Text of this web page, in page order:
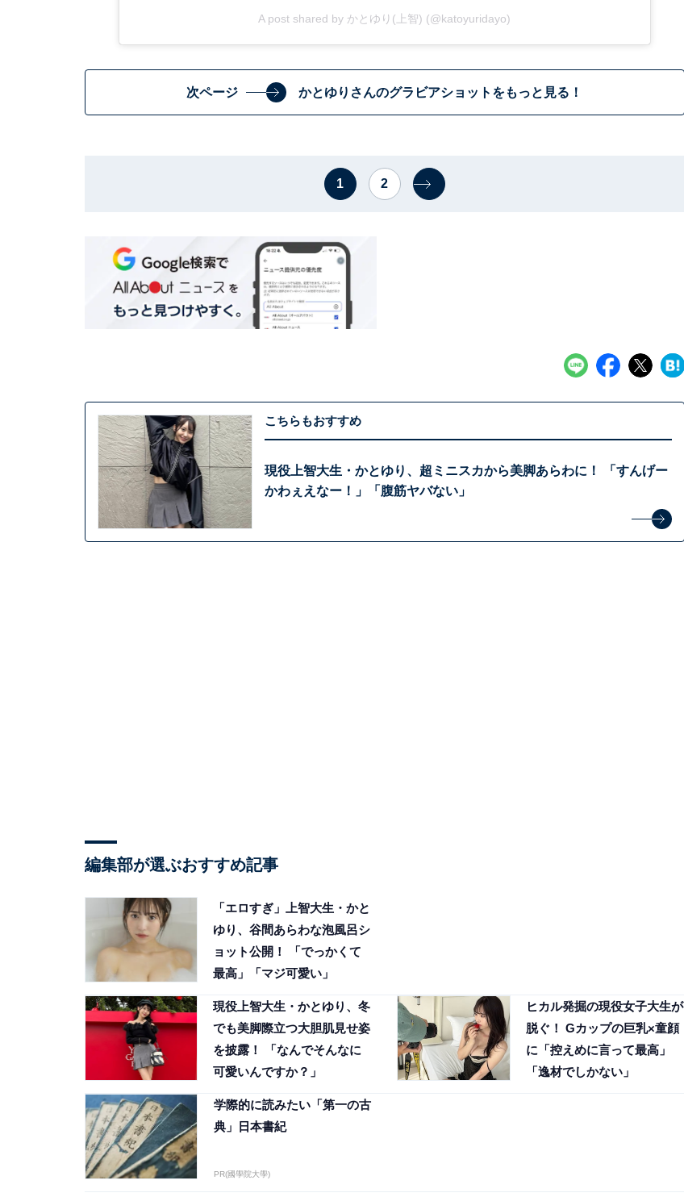
A post shared by かとゆり(上智) (@katoyuridayo)
次ページ かとゆりさんのグラビアショットをもっと見る！
1 2
こちらもおすすめ
現役上智大生・かとゆり、超ミニスカから美脚あらわに！ 「すんげー
かわぇえなー！」「腹筋ヤバない」
編集部が選ぶおすすめ記事
「エロすぎ」上智大生・かと
ゆり、谷間あらわな泡風呂シ
ョット公開！ 「でっかくて
最高」「マジ可愛い」
現役上智大生・かとゆり、冬
でも美脚際立つ大胆肌見せ姿
を披露！ 「なんでそんなに
可愛いんですか？」
ヒカル発掘の現役女子大生が
脱ぐ！ Gカップの巨乳×童顔
に「控えめに言って最高」
「逸材でしかない」
学際的に読みたい「第一の古
典」日本書紀
PR(國學院大學)